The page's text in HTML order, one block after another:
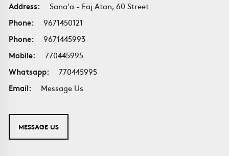
Address:
Sana'a - Faj Atan, 60 Street
Phone:
9671450121
Phone:
9671445993
Mobile:
770445995
Whatsapp:
770445995
Email:
Message Us
MESSAGE US